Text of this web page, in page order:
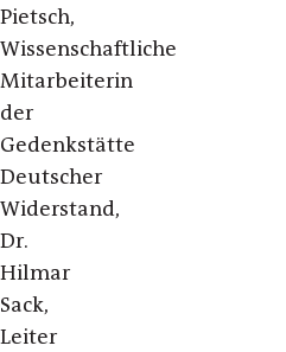
Pietsch,
Wissenschaftliche
Mitarbeiterin
der
Gedenkstätte
Deutscher
Widerstand,
Dr.
Hilmar
Sack,
Leiter